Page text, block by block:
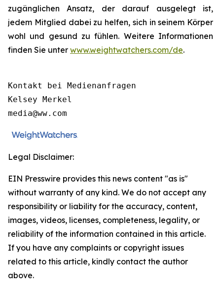
zugänglichen Ansatz, der darauf ausgelegt ist,
jedem Mitglied dabei zu helfen, sich in seinem Körper
wohl und gesund zu fühlen. Weitere Informationen
finden Sie unter www.weightwatchers.com/de.
Kontakt bei Medienanfragen
Kelsey Merkel
media@ww.com
Legal Disclaimer:
EIN Presswire provides this news content "as is"
without warranty of any kind. We do not accept any
responsibility or liability for the accuracy, content,
images, videos, licenses, completeness, legality, or
reliability of the information contained in this article.
If you have any complaints or copyright issues
related to this article, kindly contact the author
above.